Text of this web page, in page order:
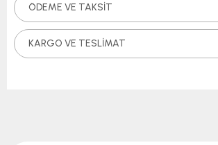
ÖDEME VE TAKSIT
KARGO VE TESLIMAT